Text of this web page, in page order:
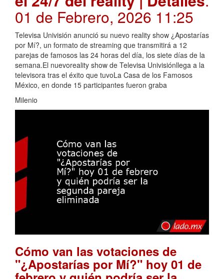
01 de Febrero, 2026 11:25
Televisa Univisión anunció su nuevo reality show ¿Apostarías
por Mí?, un formato de streaming que transmitirá a 12
parejas de famosos las 24 horas del día, los siete días de la
semana.El nuevoreality show de Televisa Univisiónllega a la
televisora tras el éxito que tuvoLa Casa de los Famosos
México, en donde 15 participantes fueron graba
Milenio
Cómo van las votaciones de
"¿Apostarías por Mí?" hoy 01 de